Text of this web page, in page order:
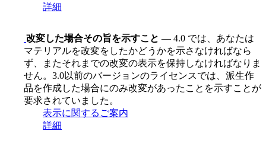
詳細
改変した場合その旨を示すこと — 4.0 では、あなたは
マテリアルを改変をしたかどうかを示さなければなら
ず、またそれまでの改変の表示を保持しなければなりま
せん。3.0以前のバージョンのライセンスでは、派生作
品を作成した場合にのみ改変があったことを示すことが
要求されていました。
表示に関するご案内
詳細